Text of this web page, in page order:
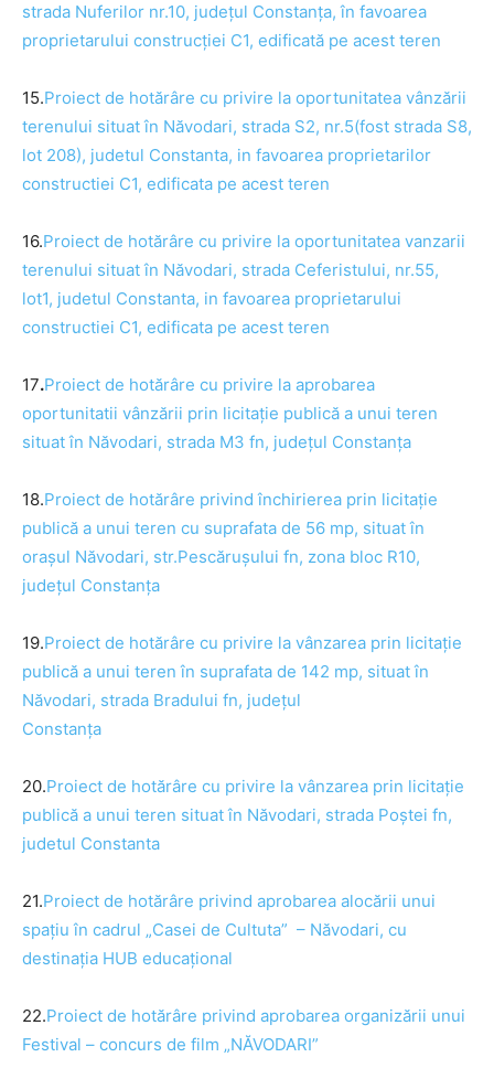
strada Nuferilor nr.10, județul Constanța, în favoarea
proprietarului construcției C1, edificată pe acest teren
15.Proiect de hotărâre cu privire la oportunitatea vânzării
terenului situat în Năvodari, strada S2, nr.5(fost strada S8,
lot 208), judetul Constanta, in favoarea proprietarilor
constructiei C1, edificata pe acest teren
16.Proiect de hotărâre cu privire la oportunitatea vanzarii
terenului situatîn Năvodari, strada Ceferistului, nr.55,
lot1, judetul Constanta, in favoarea proprietarului
constructiei C1, edificata pe acest teren
17.Proiect de hotărâre cu privire la aprobarea
oportunitatii vânzării prin licitație publică a unui teren
situatîn Năvodari, strada M3 fn, județul Constanța
18.Proiect de hotărâre privind închirierea prin licitație
publică a unui teren cu suprafata de 56 mp, situatîn
orașul Năvodari, str.Pescărușului fn, zona bloc R10,
județul Constanța
19.Proiect de hotărâre cu privire la vânzarea prin licitație
publică a unui terenîn suprafata de 142 mp, situatîn
Năvodari, strada Bradului fn, județul
Constanța
20.Proiect de hotărâre cu privire la vânzarea prin licitație
publică a unui teren situatîn Năvodari, strada Poștei fn,
judetul Constanta
21.Proiect de hotărâre privind aprobarea alocării unui
spațiu în cadrul „Casei de Cultuta” – Năvodari, cu
destinația HUB educațional
22.Proiect de hotărâre privind aprobarea organizării unui
Festival – concurs de film „NĂVODARI”